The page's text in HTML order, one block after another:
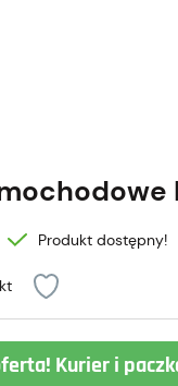
Produkt dostępny!
Kurier i